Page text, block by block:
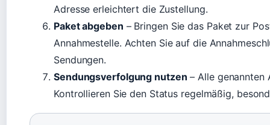
Adresse erleichtert die Zustellung.
Paket abgeben – Bringen Sie das Paket zur
Annahmestelle. Achten Sie auf die
Sendungen.
Sendungsverfolgung nutzen – Alle genannten
Kontrollieren Sie den Status regelmäßig,